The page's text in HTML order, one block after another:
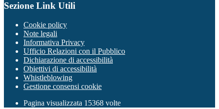
Sezione Link Utili
Cookie policy
Note legali
Informativa Privacy
Ufficio Relazioni con il Pubblico
Dichiarazione di accessibilità
Obiettivi di accessibilità
Whistleblowing
Gestione consensi cookie
Pagina visualizzata 15368 volte